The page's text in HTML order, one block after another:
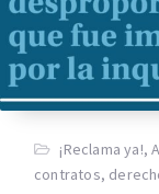
¡Reclama ya!,
contratos,